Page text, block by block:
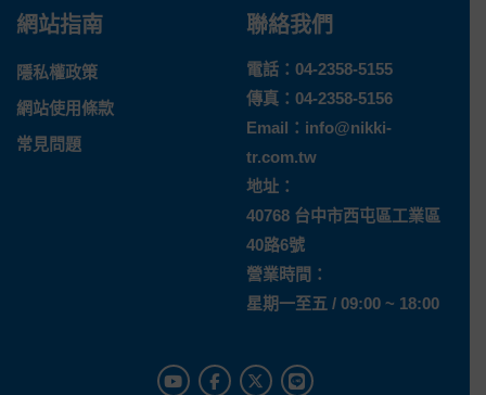
網站指南
隱私權政策
網站使用條款
常見問題
聯絡我們
電話： 04-2358-5155
傳真：04-2358-5156
Email： info@nikki-
tr.com.tw
地址：
40768 台中市西屯區工業區
40路6號
營業時間：
星期一至五 / 09:00 ~ 18:00